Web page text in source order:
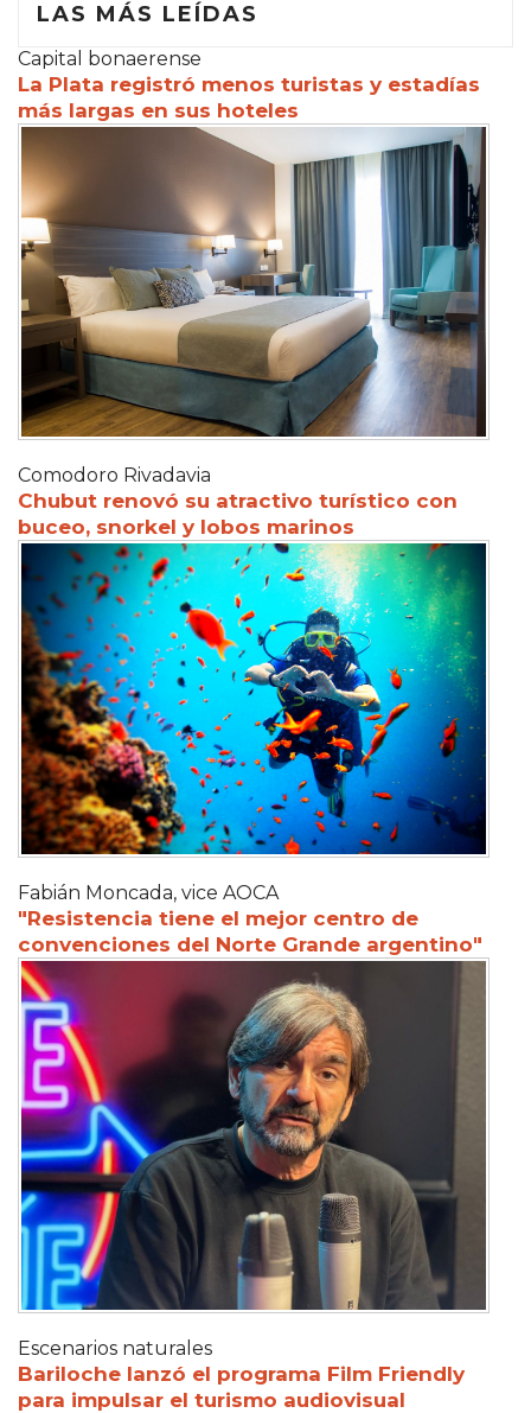
LAS MÁS LEÍDAS
Capital bonaerense
La Plata registró menos turistas y estadías
más largas en sus hoteles
Comodoro Rivadavia
Chubut renovó su atractivo turístico con
buceo, snorkel y lobos marinos
Fabián Moncada, vice AOCA
"Resistencia tiene el mejor centro de
convenciones del Norte Grande argentino"
Escenarios naturales
Bariloche lanzó el programa Film Friendly
para impulsar el turismo audiovisual